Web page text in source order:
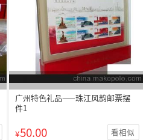
广州特色礼品——珠江风韵邮票摆
件1
¥50.00 看相似